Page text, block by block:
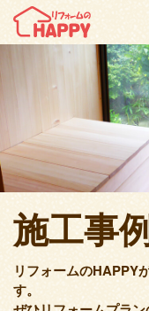
施工事
リフォームのHAPPY
す。